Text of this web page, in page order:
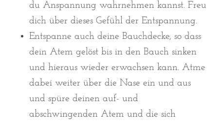
du Anspannung wahrnehmen kannst. Freu
dich über dieses Gefühl der Entspannung.
Entspanne auch deine Bauchdecke, so dass
dein Atem gelöst bis in den Bauch sinken
und hieraus wieder erwachsen kann. Atme
dabei weiter über die Nase ein und aus
und spüre deinen auf- und
abschwingenden Atem und die sich